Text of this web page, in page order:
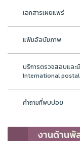
เอกสารเผยแพร่
แฟ้มอัลบัมภาพ
บริการตรวจสอบแล
International
คำถามที่พบบ่อย
งานด้านพั